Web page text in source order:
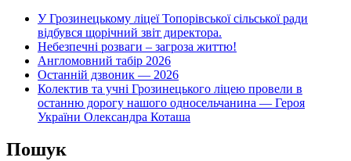
У Грозинецькому ліцеї Топорівської сільської ради
відбувся щорічний звіт директора.
Небезпечні розваги – загроза життю!
Англомовний табір 2026
Останній дзвоник — 2026
Колектив та учні Грозинецького ліцею провели в
останню дорогу нашого односельчанина — Героя
України Олександра Коташа
Пошук